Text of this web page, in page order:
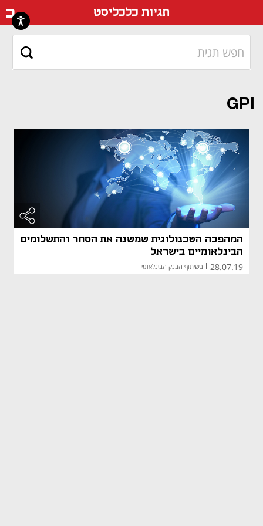
תגיות כלכליסט
GPI
המהפכה הטכנולוגית שמשנה את הסחר והתשלומים
הבינלאומיים בישראל
28.07.19 בשיתוף הבנק הבינלאומי